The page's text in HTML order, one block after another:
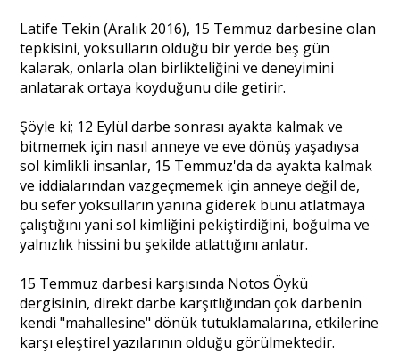
Latife Tekin (Aralık 2016), 15 Temmuz darbesine olan
tepkisini, yoksulların olduğu bir yerde beş gün
kalarak, onlarla olan birlikteliğini ve deneyimini
anlatarak ortaya koyduğunu dile getirir.
Şöyle ki; 12 Eylül darbe sonrası ayakta kalmak ve
bitmemek için nasıl anneye ve eve dönüş yaşadıysa
sol kimlikli insanlar, 15 Temmuz'da da ayakta kalmak
ve iddialarından vazgeçmemek için anneye değil de,
bu sefer yoksulların yanına giderek bunu atlatmaya
çalıştığını yani sol kimliğini pekiştirdiğini, boğulma ve
yalnızlık hissini bu şekilde atlattığını anlatır.
15 Temmuz darbesi karşısında Notos Öykü
dergisinin, direkt darbe karşıtlığından çok darbenin
kendi "mahallesine" dönük tutuklamalarına, etkilerine
karşı eleştirel yazılarının olduğu görülmektedir.